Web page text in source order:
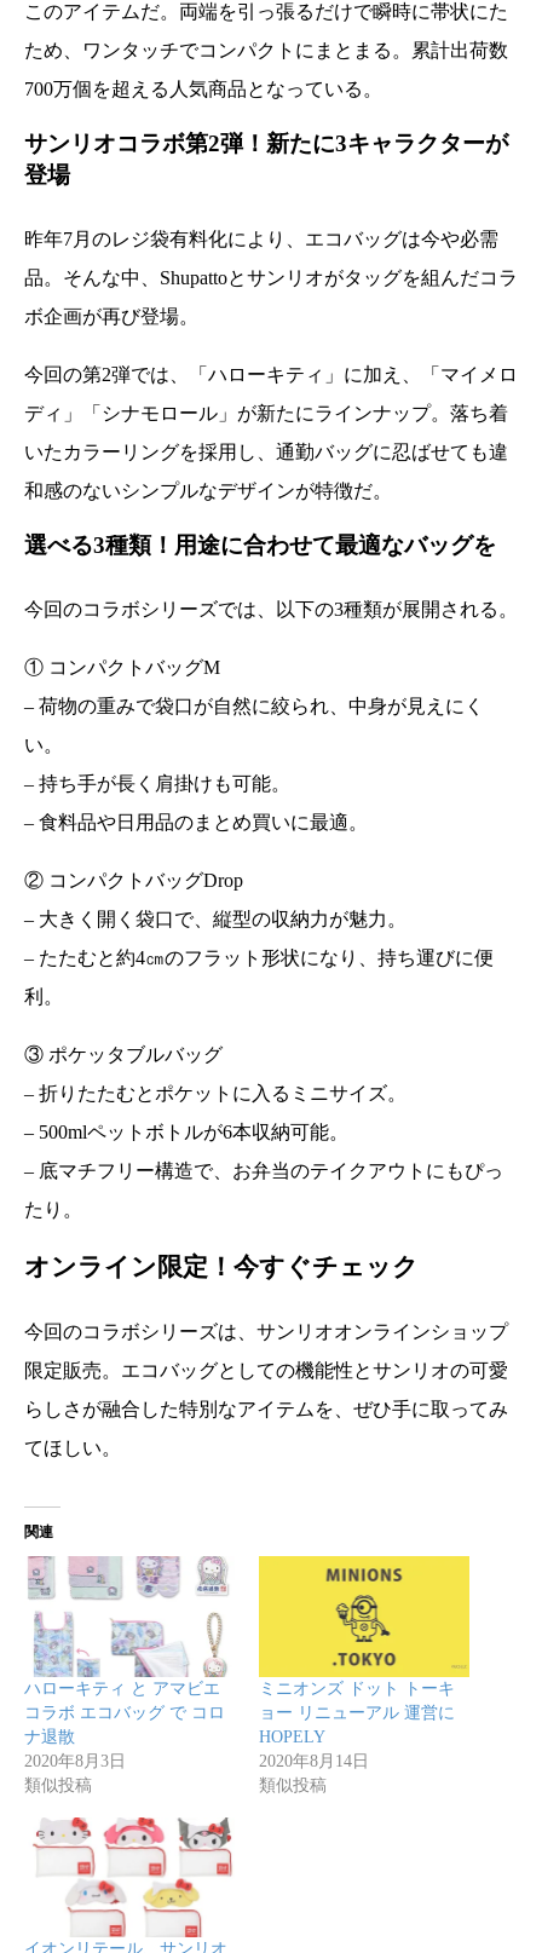
このアイテムだ。両端を引っ張るだけで瞬時に帯状にた
ため、ワンタッチでコンパクトにまとまる。累計出荷数
700万個を超える人気商品となっている。
サンリオコラボ第2弾！新たに3キャラクターが
登場
昨年7月のレジ袋有料化により、エコバッグは今や必需
品。そんな中、Shupattoとサンリオがタッグを組んだコラ
ボ企画が再び登場。
今回の第2弾では、「ハローキティ」に加え、「マイメロ
ディ」「シナモロール」が新たにラインナップ。落ち着
いたカラーリングを採用し、通勤バッグに忍ばせても違
和感のないシンプルなデザインが特徴だ。
選べる3種類！用途に合わせて最適なバッグを
今回のコラボシリーズでは、以下の3種類が展開される。
① コンパクトバッグM
– 荷物の重みで袋口が自然に絞られ、中身が見えにく
い。
– 持ち手が長く肩掛けも可能。
– 食料品や日用品のまとめ買いに最適。
② コンパクトバッグDrop
– 大きく開く袋口で、縦型の収納力が魅力。
– たたむと約4㎝のフラット形状になり、持ち運びに便
利。
③ ポケッタブルバッグ
– 折りたたむとポケットに入るミニサイズ。
– 500mlペットボトルが6本収納可能。
– 底マチフリー構造で、お弁当のテイクアウトにもぴっ
たり。
オンライン限定！今すぐチェック
今回のコラボシリーズは、サンリオオンラインショップ
限定販売。エコバッグとしての機能性とサンリオの可愛
らしさが融合した特別なアイテムを、ぜひ手に取ってみ
てほしい。
関連
ハローキティ と アマビエ
コラボ エコバッグ で コロ
ナ退散
2020年8月3日
類似投稿
ミニオンズ ドット トーキ
ョー リニューアル 運営に
HOPELY
2020年8月14日
類似投稿
イオンリテール、サンリオ